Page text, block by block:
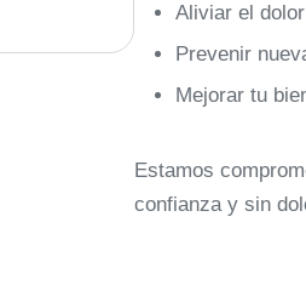
Aliviar el
Prevenir
Mejorar tu
Estamos
confianza y sin